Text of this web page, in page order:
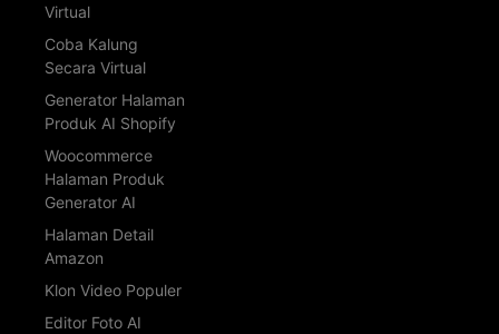
Virtual
Coba Kalung
Secara Virtual
Generator Halaman
Produk AI Shopify
Woocommerce
Halaman Produk
Generator AI
Halaman Detail
Amazon
Klon Video Populer
Editor Foto AI